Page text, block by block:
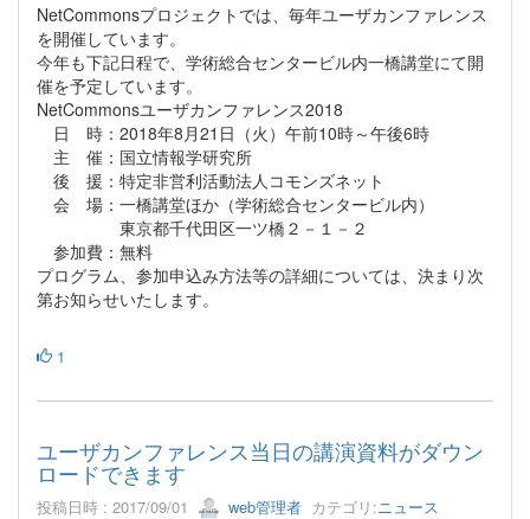
NetCommonsプロジェクトでは、毎年ユーザカンファレンス
を開催しています。
今年も下記日程で、学術総合センタービル内一橋講堂にて開
催を予定しています。
NetCommonsユーザカンファレンス2018
日 時：2018年8月21日（火）午前10時～午後6時
主 催：国立情報学研究所
後 援：特定非営利活動法人コモンズネット
会 場：一橋講堂ほか（学術総合センタービル内）
東京都千代田区一ツ橋２－１－２
参加費：無料
プログラム、参加申込み方法等の詳細については、決まり次
第お知らせいたします。
1
ユーザカンファレンス当日の講演資料がダウン
ロードできます
投稿日時 : 2017/09/01 web管理者 カテゴリ:ニュース